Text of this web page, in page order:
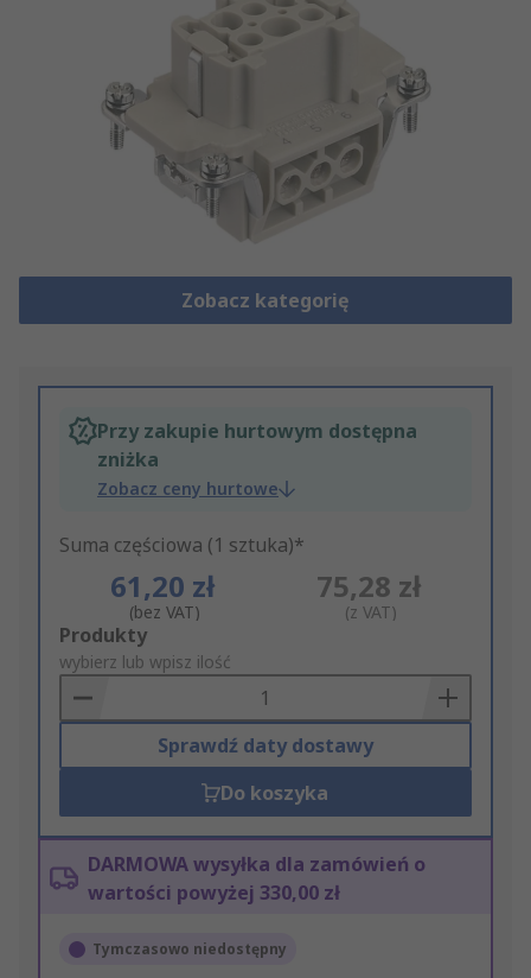
Zobacz kategorię
Przy zakupie hurtowym dostępna
zniżka
Zobacz ceny hurtowe
Suma częściowa (1 sztuka)*
61,20 zł
(bez VAT)
75,28 zł
(z VAT)
Add
to
Basket
Produkty
wybierz lub wpisz ilość
Sprawdź daty dostawy
Do koszyka
DARMOWA wysyłka dla zamówień o
wartości powyżej 330,00 zł
Tymczasowo niedostępny